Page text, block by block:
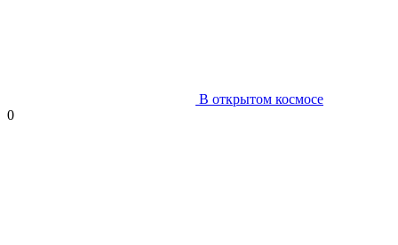
В открытом космосе
0